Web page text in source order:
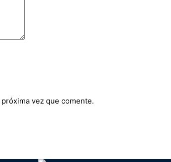
vez que comente.